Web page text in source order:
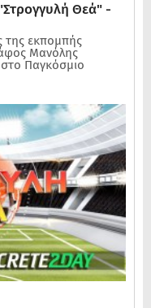
Θεά" -
της εκπομπής
Μανόλης
Παγκόσμιο